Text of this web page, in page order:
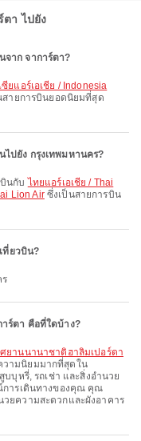
ตา ไปยัง
จาก จาการ์ตา?
ยแอร์เอเชีย / Indonesia
สายการบินยอดนิยมที่สุด
ปยัง กรุงเทพมหานคร?
นกับ ไทยแอร์เอเชีย / Thai
Lion Airซึ่งเป็นสายการบิน
ที่ยวบิน?
ร
ร์ตา คือที่ใดบ้าง?
ยานนานาชาติฮาลิมเปอร์ดา
วามนิยมมากที่สุดใน
บุหรี่, รถเช่า และสิ่งอำนวย
การเดินทางของคุณ คุณ
วยความสะดวกและผังอาคาร